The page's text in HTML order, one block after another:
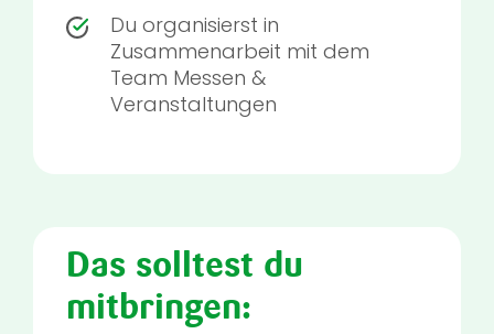
Du organisierst in
Zusammenarbeit mit dem
Team Messen &
Veranstaltungen
Das solltest du
mitbringen: